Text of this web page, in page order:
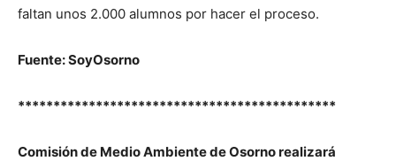
faltan unos 2.000 alumnos por hacer el proceso.
Fuente: SoyOsorno
*********************************************
Comisión de Medio Ambiente de Osorno realizará